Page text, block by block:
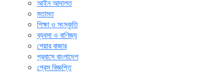
আইন আদালত
মতামত
শিক্ষা ও সংস্কৃতি
ব্যবসা ও বাণিজ্য
শেয়ার বাজার
প্রবাসে বাংলাদেশ
প্রেস বিজ্ঞপ্তি